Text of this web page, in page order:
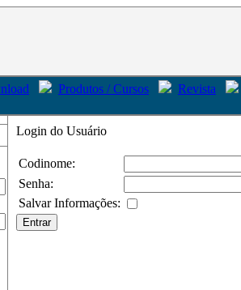
Produtos / Cursos
Revista
Login do Usuário
Codinome:
Senha:
Salvar Informações: